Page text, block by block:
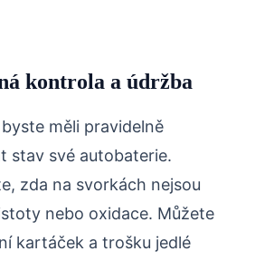
kontrola a údržba
měli pravidelně
stav své autobaterie.
zda na svorkách nejsou
nebo oxidace. Můžete
kartáček a trošku jedlé